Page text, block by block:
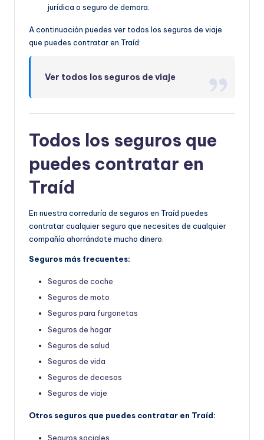
jurídica o seguro de demora.
A continuación puedes ver todos los seguros de viaje
que puedes contratar en Traíd:
Ver todos los seguros de viaje
Todos los seguros que
puedes contratar en
Traíd
En nuestra correduría de seguros en Traíd puedes
contratar cualquier seguro que necesites de cualquier
compañía ahorrándote mucho dinero.
Seguros más frecuentes:
Seguros de coche
Seguros de moto
Seguros para furgonetas
Seguros de hogar
Seguros de salud
Seguros de vida
Seguros de decesos
Seguros de viaje
Otros seguros que puedes contratar en Traíd:
Seguros sociales